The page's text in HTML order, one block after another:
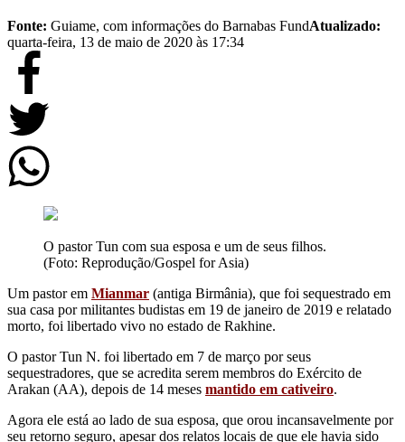
Fonte: Guiame, com informações do Barnabas FundAtualizado:
quarta-feira, 13 de maio de 2020 às 17:34
O pastor Tun com sua esposa e um de seus filhos.
(Foto: Reprodução/Gospel for Asia)
Um pastor em Mianmar (antiga Birmânia), que foi sequestrado em
sua casa por militantes budistas em 19 de janeiro de 2019 e relatado
morto, foi libertado vivo no estado de Rakhine.
O pastor Tun N. foi libertado em 7 de março por seus
sequestradores, que se acredita serem membros do Exército de
Arakan (AA), depois de 14 meses mantido em cativeiro.
Agora ele está ao lado de sua esposa, que orou incansavelmente por
seu retorno seguro, apesar dos relatos locais de que ele havia sido